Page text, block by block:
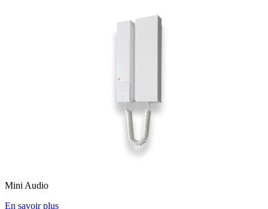
Mini Audio
En savoir plus